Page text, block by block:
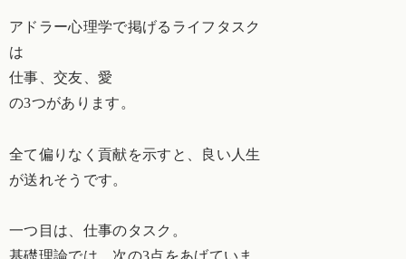
アドラー心理学で掲げるライフタスク
は
仕事、交友、愛
の3つがあります。
全て偏りなく貢献を示すと、良い人生
が送れそうです。
一つ目は、仕事のタスク。